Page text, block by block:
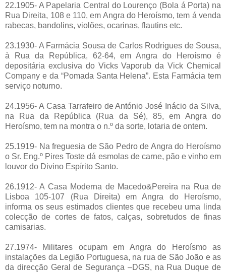
22.1905- A Papelaria Central do Lourenço (Bola á Porta) na
Rua Direita, 108 e 110, em Angra do Heroísmo, tem á venda
rabecas, bandolins, violões, ocarinas, flautins etc.
23.1930- A Farmácia Sousa de Carlos Rodrigues de Sousa,
à Rua da República, 62-64, em Angra do Heroísmo é
depositária exclusiva do Vicks Vaporub da Vick Chemical
Company e da “Pomada Santa Helena”. Esta Farmácia tem
serviço noturno.
24.1956- A Casa Tarrafeiro de António José Inácio da Silva,
na Rua da República (Rua da Sé), 85, em Angra do
Heroísmo, tem na montra o n.º da sorte, lotaria de ontem.
25.1919- Na freguesia de São Pedro de Angra do Heroísmo
o Sr. Eng.º Pires Toste dá esmolas de carne, pão e vinho em
louvor do Divino Espírito Santo.
26.1912- A Casa Moderna de Macedo&Pereira na Rua de
Lisboa 105-107 (Rua Direita) em Angra do Heroísmo,
informa os seus estimados clientes que recebeu uma linda
colecção de cortes de fatos, calças, sobretudos de finas
camisarias.
27.1974- Militares ocupam em Angra do Heroísmo as
instalações da Legião Portuguesa, na rua de São João e as
da direcção Geral de Segurança –DGS, na Rua Duque de